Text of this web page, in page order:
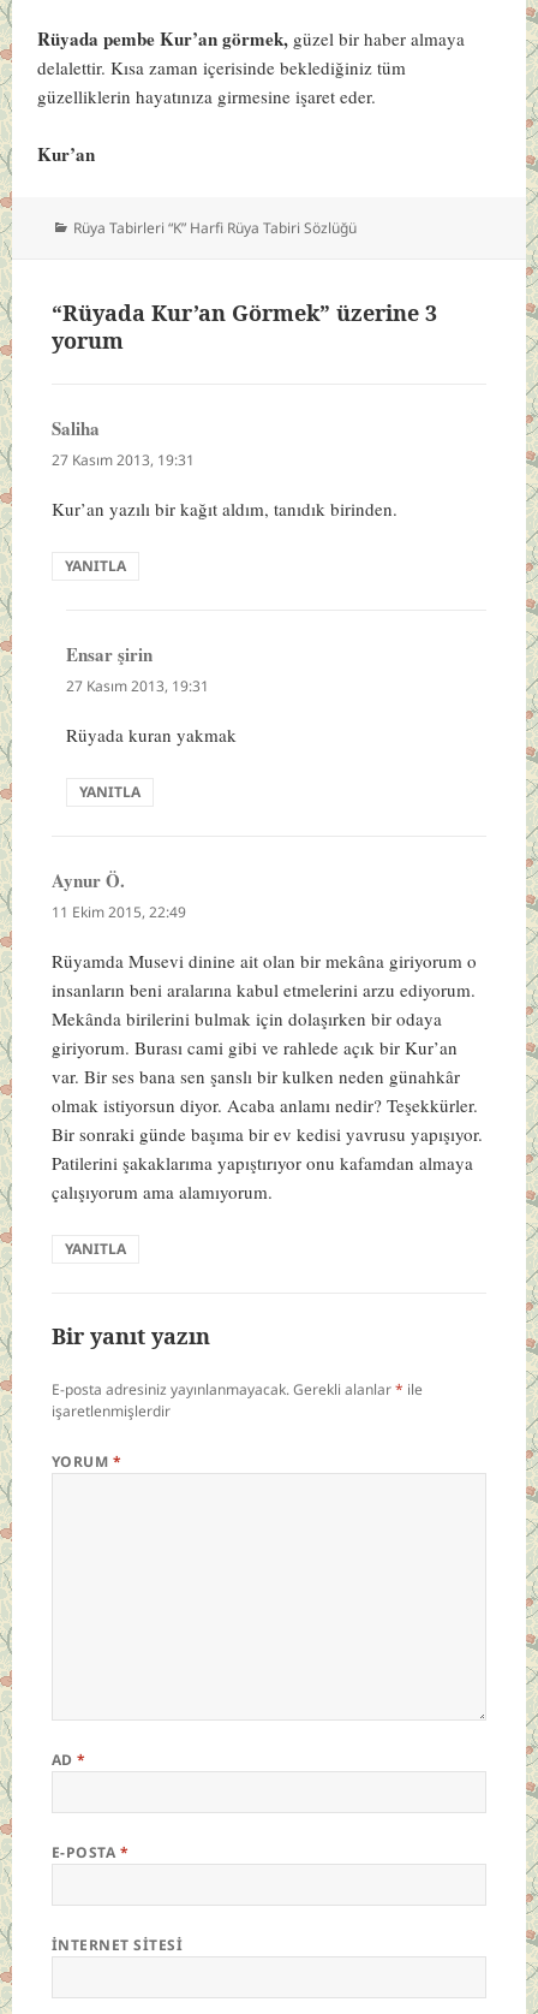
Rüyada pembe Kur’an görmek, güzel bir haber almaya
delalettir. Kısa zaman içerisinde beklediğiniz tüm
güzelliklerin hayatınıza girmesine işaret eder.
Kur’an
Kategoriler
Rüya Tabirleri “K” Harfi Rüya Tabiri Sözlüğü
“Rüyada Kur’an Görmek” üzerine 3
yorum
Saliha
ki:
27 Kasım 2013, 19:31
Kur’an yazılı bir kağıt aldım, tanıdık birinden.
YANITLA
Ensar şirindedi
ki:
27 Kasım 2013, 19:31
Rüyada kuran yakmak
YANITLA
Aynur Ö.
ki:
11 Ekim 2015, 22:49
Rüyamda Musevi dinine ait olan bir mekâna giriyorum o
insanların beni aralarına kabul etmelerini arzu ediyorum.
Mekânda birilerini bulmak için dolaşırken bir odaya
giriyorum. Burası cami gibi ve rahlede açık bir Kur’an
var. Bir ses bana sen şanslı bir kulken neden günahkâr
olmak istiyorsun diyor. Acaba anlamı nedir? Teşekkürler.
Bir sonraki günde başıma bir ev kedisi yavrusu yapışıyor.
Patilerini şakaklarıma yapıştırıyor onu kafamdan almaya
çalışıyorum ama alamıyorum.
YANITLA
Bir yanıt yazın
E-posta adresiniz yayınlanmayacak.Gerekli alanlar* ile
işaretlenmişlerdir
YORUM *
AD*
E-POSTA *
İNTERNET SITESI